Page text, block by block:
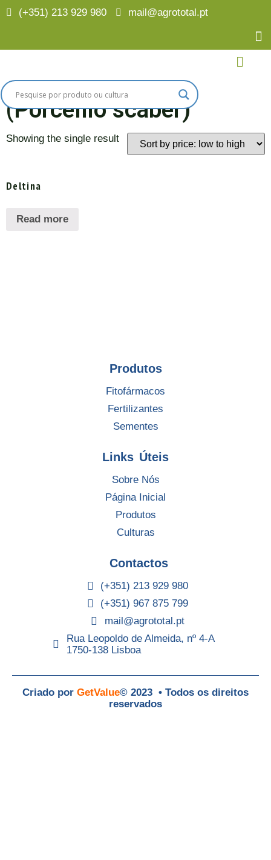
(+351) 213 929 980 mail@agrototal.pt
/ Bicho-de-conta (Porcellio scaber)
Bicho-de-conta
(Porcellio scaber)
Showing the single result
Deltina
Read more
Produtos
Fitofármacos
Fertilizantes
Sementes
Links Úteis
Sobre Nós
Página Inicial
Produtos
Culturas
Contactos
(+351) 213 929 980
(+351) 967 875 799
mail@agrototal.pt
Rua Leopoldo de Almeida, nº 4-A
1750-138 Lisboa
Criado por GetValue© 2023 • Todos os direitos
reservados